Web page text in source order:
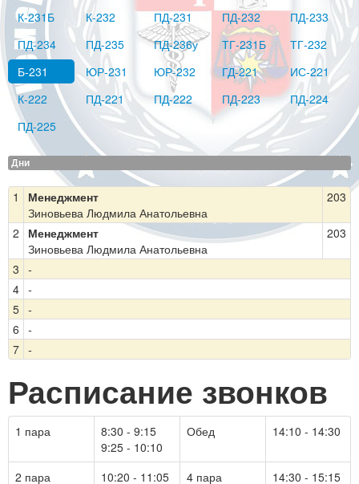
К-231Б
К-232 ПД-231 ПД-232
ПД-233
ПД-234
ПД-235 ПД-236у ТГ-231Б
ТГ-232
Б-231
ЮР-231 ЮР-232 ГД-221
ИС-221
К-222
ПД-221 ПД-222 ПД-223
ПД-224
ПД-225
Дни
1
Менеджмент
Зиновьева Людмила Анатольевна
203
2
Менеджмент
Зиновьева Людмила Анатольевна
203
3 -
4 -
5 -
6 -
7 -
Расписание звонков
1 пара
8:30 - 9:15
9:25 - 10:10
Обед 14:10 - 14:30
2 пара 10:20 - 11:05 4 пара 14:30 - 15:15